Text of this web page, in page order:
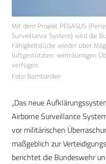
Mit dem Projekt PEGASUS
Surveillance System) wird die
Fähigkeitslücke wieder über
luftgestützten, weiträumigen
verfügen.
Foto: Bombardier
„Das neue
Airborne Surveillance
vor militärischen
maßgeblich zur
berichtet die Bundeswehr